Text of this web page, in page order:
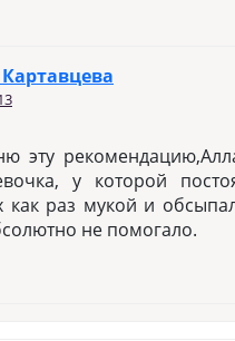
эту
у которой
как раз мукой и
не помогало.